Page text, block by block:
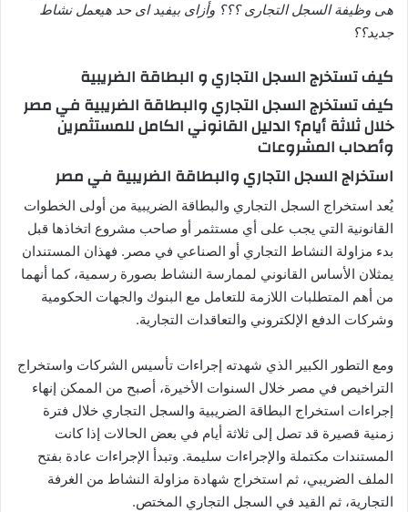
ر
ا
إ
ل
ك
ت
و
ي
ا
هى وظيفة السجل التجارى ؟؟؟ وأزاى بيفيد اى حد هيعمل نشاط
جديد؟؟
كيف تستخرج السجل التجاري و البطاقة الضريبية
كيف تستخرج السجل التجاري والبطاقة الضريبية في مصر
خلال ثلاثة أيام؟ الدليل القانوني الكامل للمستثمرين
وأصحاب المشروعات
استخراج السجل التجاري والبطاقة الضريبية في مصر
يُعد استخراج السجل التجاري والبطاقة الضريبية من أولى الخطوات
القانونية التي يجب على أي مستثمر أو صاحب مشروع اتخاذها قبل
بدء مزاولة النشاط التجاري أو الصناعي في مصر. فهذان المستندان
يمثلان الأساس القانوني لممارسة النشاط بصورة رسمية، كما أنهما
من أهم المتطلبات اللازمة للتعامل مع البنوك والجهات الحكومية
وشركات الدفع الإلكتروني والتعاقدات التجارية.
ومع التطور الكبير الذي شهدته إجراءات تأسيس الشركات واستخراج
التراخيص في مصر خلال السنوات الأخيرة، أصبح من الممكن إنهاء
إجراءات استخراج البطاقة الضريبية والسجل التجاري خلال فترة
زمنية قصيرة قد تصل إلى ثلاثة أيام في بعض الحالات إذا كانت
المستندات مكتملة والإجراءات سليمة. وتبدأ الإجراءات عادة بفتح
الملف الضريبي، ثم استخراج شهادة مزاولة النشاط من الغرفة
التجارية، ثم القيد في السجل التجاري المختص.